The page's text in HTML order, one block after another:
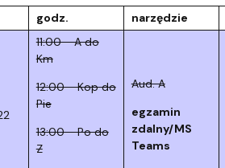
godz. narzędzie
11:00 - A do
Km
12:00 - Kop do
Pie
13:00 - Po do
Z
Aud. A
egzamin
zdalny/MS
Teams